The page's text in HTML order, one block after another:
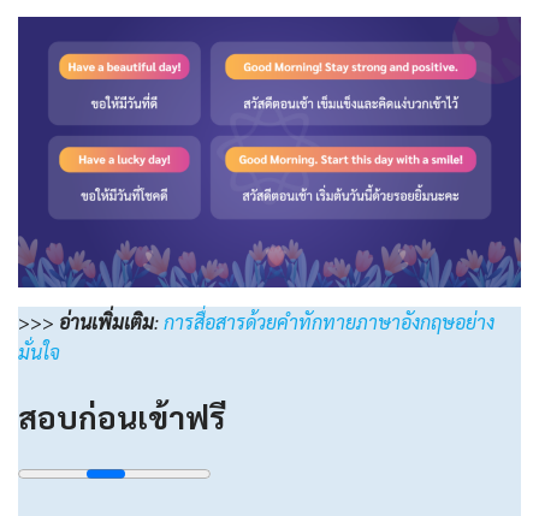
>>> อ่านเพิ่มเติม:การสื่อสารด้วยคำทักทายภาษาอังกฤษอย่าง
มั่นใจ
สอบก่อนเข้าฟรี